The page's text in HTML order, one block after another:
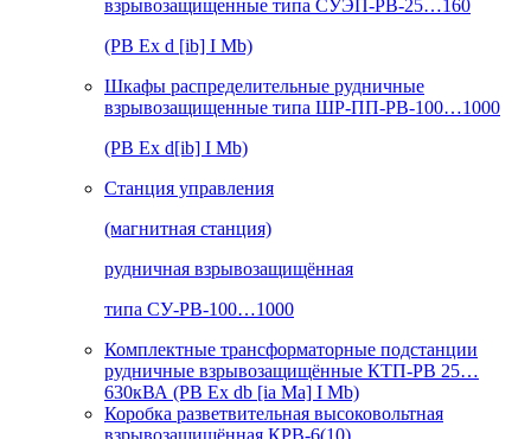
взрывозащищенные типа СУЭП-РВ-25…160
(РВ Ex d [ib] I Mb)
Шкафы распределительные рудничные
взрывозащищенные типа ШР-ПП-РВ-100…1000
(РВ Ex d[ib] I Mb)
Станция управления
(магнитная станция)
рудничная взрывозащищённая
типа СУ-РВ-100…1000
Комплектные трансформаторные подстанции
рудничные взрывозащищённые КТП-РВ 25…
630кВА (РВ Ex db [ia Ma] I Mb)
Коробка разветвительная высоковольтная
взрывозащищённая КРВ-6(10)